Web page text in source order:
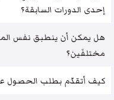
إحدى الدورات السابقة؟
هل يمكن أن ينطبق نفس
مختلفَين؟
كيف أتقدّم بطلب الحصول